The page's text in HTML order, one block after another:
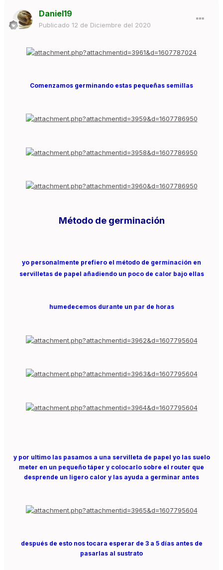
Daniel19
Publicado 12 de Diciembre del 2020
Comenzamos germinando estas pequeñas semillas
Método de germinación
yo personalmente prefiero el método de germinación en
servilletas de papel añadiendo un poco de calor bajo ellas
humedecemos durante un par de horas
y por ultimo las pasamos a una servilleta de papel yo las suelo
meter en un pequeño táper y colocarlo sobre el router que
desprende un ligero calor y las ayuda a germinar antes
después de esto nos tocara esperar de 3 a 5 días antes de
pasarlas al sustrato